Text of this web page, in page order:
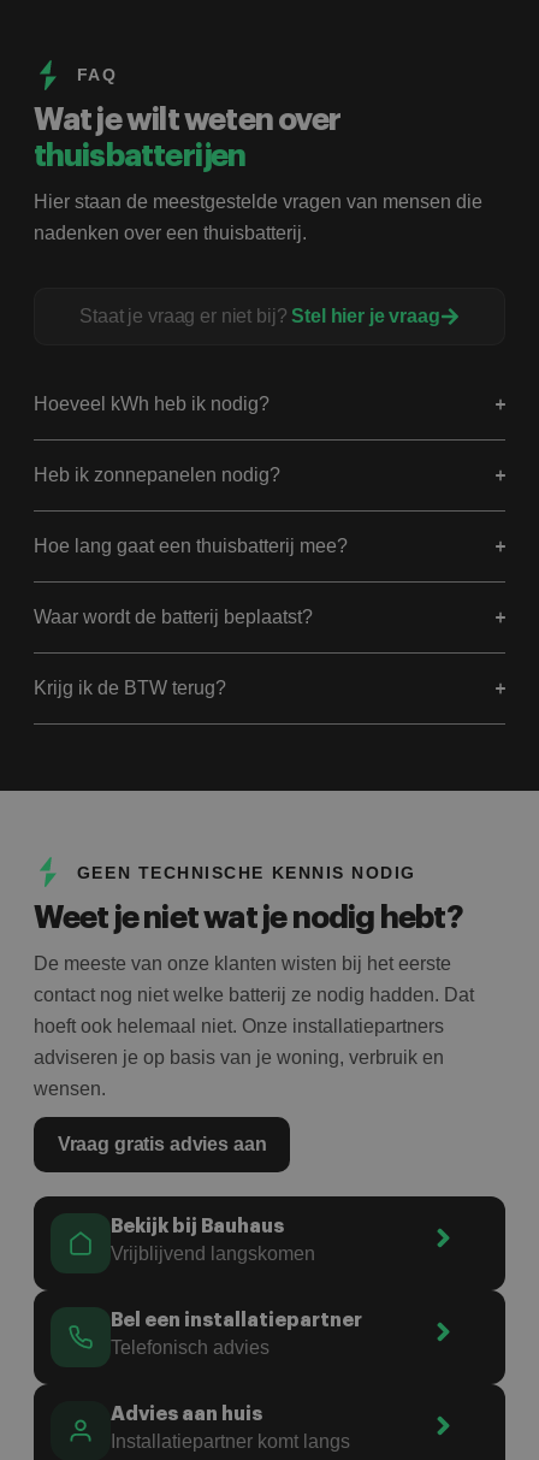
FAQ
Wat je wilt weten over
thuisbatterijen
Hier staan de meestgestelde vragen van mensen die
nadenken over een thuisbatterij.
Staat je vraag er niet bij?Stel hier je vraag
Hoeveel kWh heb ik nodig?
Heb ik zonnepanelen nodig?
Hoe lang gaat een thuisbatterij mee?
Waar wordt de batterij beplaatst?
Krijg ik de BTW terug?
GEEN TECHNISCHE KENNIS NODIG
Weet je niet wat je nodig hebt?
De meeste van onze klanten wisten bij het eerste
contact nog niet welke batterij ze nodig hadden. Dat
hoeft ook helemaal niet. Onze installatiepartners
adviseren je op basis van je woning, verbruik en
wensen.
Vraag gratis advies aan
Bekijk bij Bauhaus
Vrijblijvend langskomen
Bel een installatiepartner
Telefonisch advies
Advies aan huis
Installatiepartner komt langs